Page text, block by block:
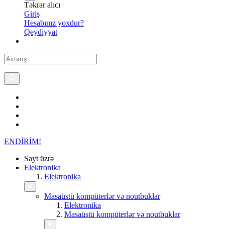
Təkrar alıcı
Giriş
Hesabınız yoxdur?
Qeydiyyat
ENDİRİM!
Sayt üzrə
Elektronika
Elektronika
Masaüstü kompüterlər və noutbuklar
Elektronika
Masaüstü kompüterlər və noutbuklar